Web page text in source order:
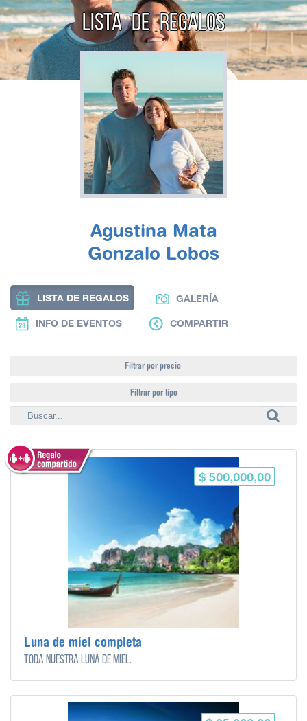
LISTA DE REGALOS
Agustina Mata
Gonzalo Lobos
LISTA DE REGALOS GALERÍA
INFO DE EVENTOS COMPARTIR
Filtrar por precio
Filtrar por tipo
$ 500,000,00
Luna de miel completa
Toda nuestra luna de miel.